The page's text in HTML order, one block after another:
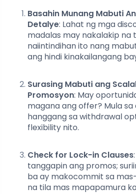
Basahin Munang Mabuti
Detalye: Lahat ng mga
madalas may nakalakip na
naiintindihan ito nang
ang hindi kinakailangang
Surasing Mabuti ang
Promosyon: May
magana ang offer? Mula
hanggang sa withdrawal
flexibility nito.
Check for Lock-in Clauses
tanggapin ang promos;
ba ay makocommit sa
na tila mas mapapamura